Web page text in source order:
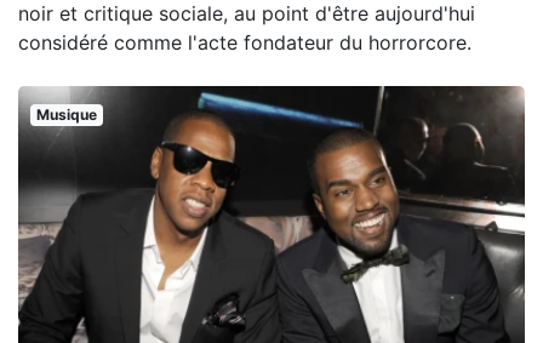
noir et critique sociale, au point d'être aujourd'hui
considéré comme l'acte fondateur du horrorcore.
Musique